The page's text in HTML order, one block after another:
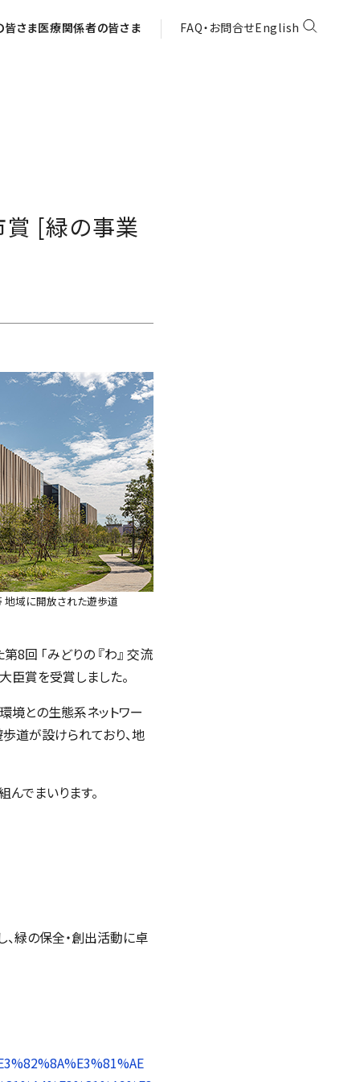
皆さま医療関係者の皆さま FAQ・お問合せEnglish
賞 [緑の事業
地域に開放された遊歩道
回 「みどりの 『わ』 交流
賞を受賞しました。
境との生態系ネットワー
道が設けられており、地
でまいります。
緑の保全・創出活動に卓